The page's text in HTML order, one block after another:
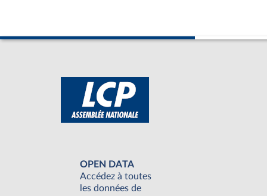
OPEN DATA
Accédez à toutes
les données de